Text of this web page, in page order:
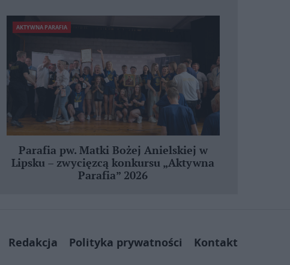
AKTYWNA PARAFIA
Parafia pw. Matki Bożej Anielskiej w
Lipsku – zwycięzcą konkursu „Aktywna
Parafia” 2026
Redakcja Polityka prywatności Kontakt